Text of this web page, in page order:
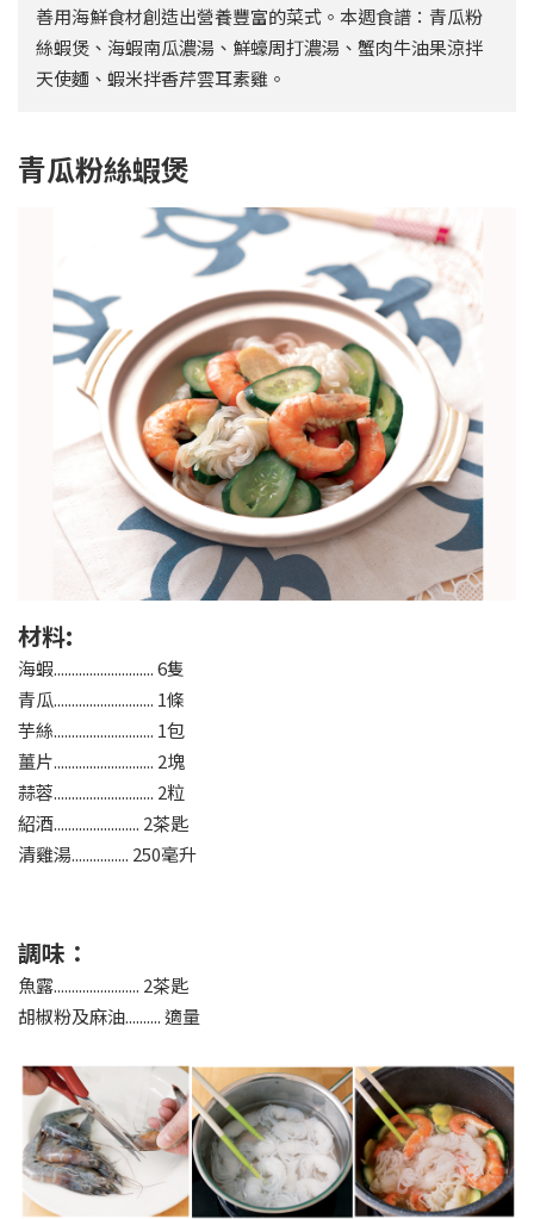
善用海鮮食材創造出營養豐富的菜式。本週食譜：青瓜粉
絲蝦煲、海蝦南瓜濃湯、鮮蠔周打濃湯、蟹肉牛油果涼拌
天使麵、蝦米拌香芹雲耳素雞。
青瓜粉絲蝦煲
材料:
海蝦............................ 6隻
青瓜............................ 1條
芋絲............................ 1包
薑片............................ 2塊
蒜蓉............................ 2粒
紹酒........................ 2茶匙
清雞湯................ 250毫升
調味：
魚露........................ 2茶匙
胡椒粉及麻油.......... 適量